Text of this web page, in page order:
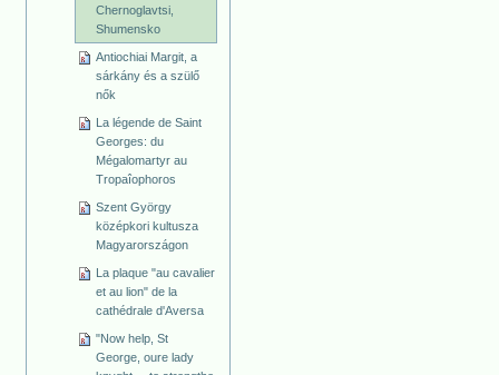
Chernoglavtsi,
Shumensko
Antiochiai Margit, a
sárkány és a szülő
nők
La légende de Saint
Georges: du
Mégalomartyr au
Tropaîophoros
Szent György
középkori kultusza
Magyarországon
La plaque "au cavalier
et au lion" de la
cathédrale d'Aversa
"Now help, St
George, oure lady